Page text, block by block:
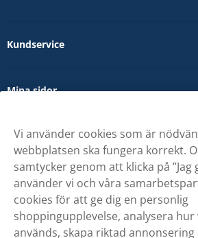
Kundservice
Mina sidor
Om oss
Vi använder cookies som är
webbplatsen ska fungera korrekt.
samtycker genom att klicka på ”Jag
använder vi och våra
cookies för att ge dig en personlig
shoppingupplevelse, analysera
används, skapa riktad